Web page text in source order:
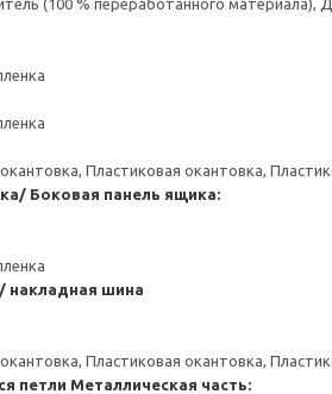
(100 % переработанного материала),
Пластиковая окантовка,
Боковая панель ящика:
шина
Пластиковая окантовка,
петли Металлическая часть: